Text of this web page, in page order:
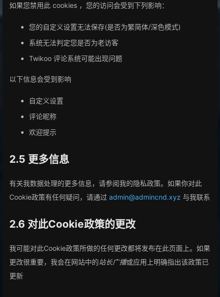
如果您禁用此 cookies ，您的访问会受到下列影响：
您的自定义设置无法保存(是否为繁简体/深色模式)
系统无法判定您是否为老访客
Twikoo 评论系统可能出现问题
以下信息会受到影响
自定义设置
评论昵称
欢迎提示
2.5 更多信息
有关我数据处理的更多信息，请参阅我的隐私政策。如果你对此
Cookie政策有任何疑问，请通过 admin@admincnd.xyz 与我联系
2.6 对此Cookie政策的更改
我可能对此Cookie政策所做的任何更改都将发布在此页面上。如果
更改很重要，我会在网站中的站长广播或应用上明确指出该政策已
更新